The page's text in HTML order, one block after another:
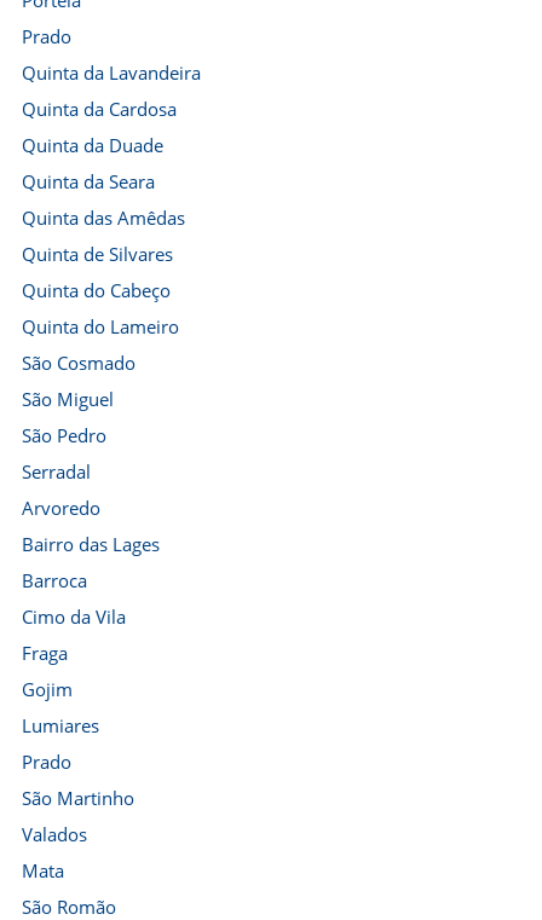
Prado
Quinta da Lavandeira
Quinta da Cardosa
Quinta da Duade
Quinta da Seara
Quinta das Amêdas
Quinta de Silvares
Quinta do Cabeço
Quinta do Lameiro
São Cosmado
São Miguel
São Pedro
Serradal
Arvoredo
Bairro das Lages
Barroca
Cimo da Vila
Fraga
Gojim
Lumiares
Prado
São Martinho
Valados
Mata
São Romão